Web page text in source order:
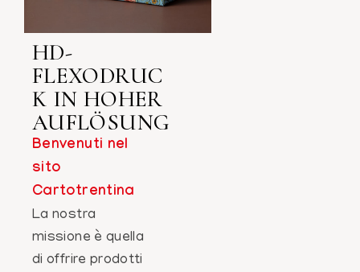
HD-
FLEXODRUC
K IN HOHER
AUFLÖSUNG
Benvenuti nel
sito
Cartotrentina
La nostra
missione è quella
di offrire prodotti